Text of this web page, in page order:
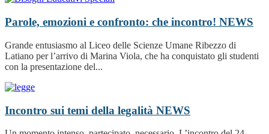
Parole, emozioni e confronto: che incontro! NEWS
Grande entusiasmo al Liceo delle Scienze Umane Ribezzo di
Latiano per l’arrivo di Marina Viola, che ha conquistato gli studenti
con la presentazione del...
Incontro sui temi della legalità NEWS